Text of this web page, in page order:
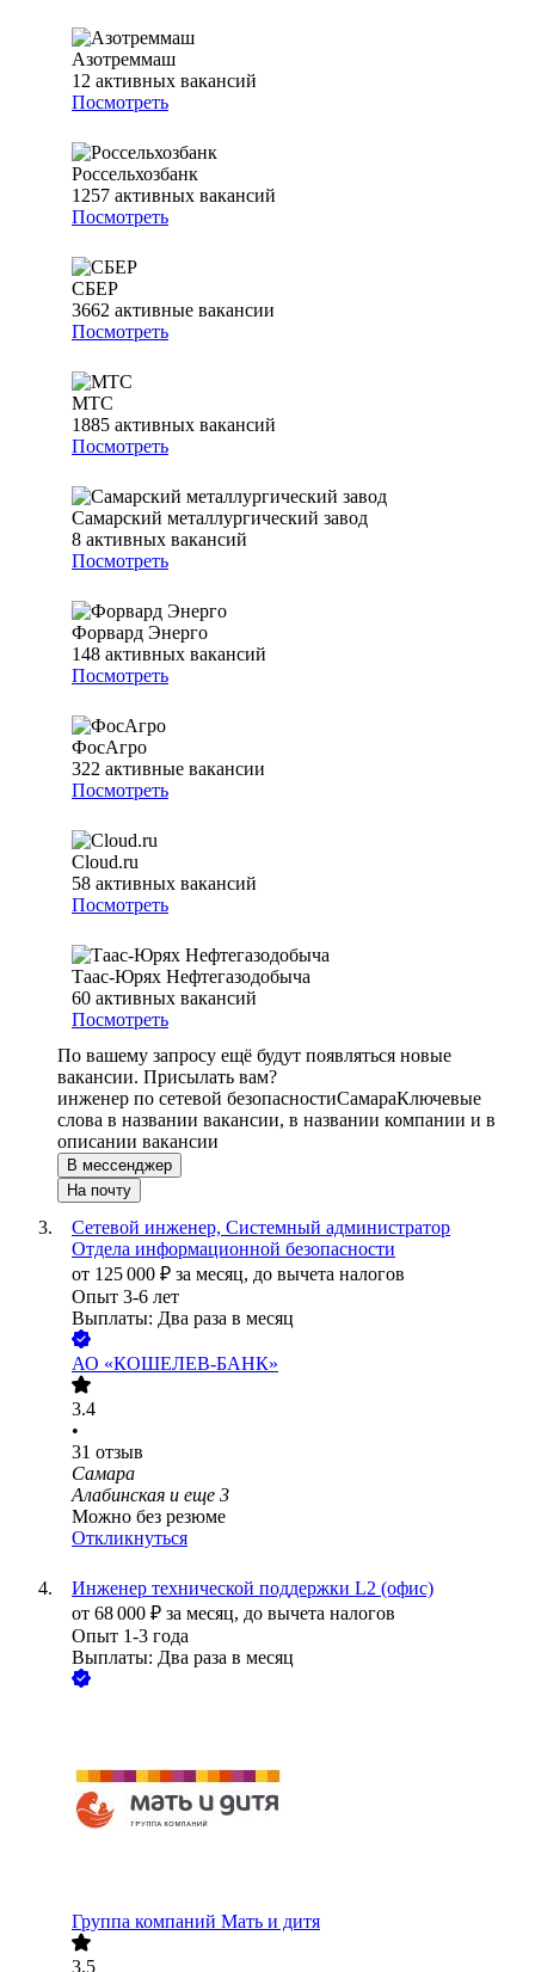
Азотреммаш
12 активных вакансий
Посмотреть
Россельхозбанк
1257 активных вакансий
Посмотреть
СБЕР
3662 активные вакансии
Посмотреть
МТС
1885 активных вакансий
Посмотреть
Самарский металлургический завод
8 активных вакансий
Посмотреть
Форвард Энерго
148 активных вакансий
Посмотреть
ФосАгро
322 активные вакансии
Посмотреть
Cloud.ru
58 активных вакансий
Посмотреть
Таас-Юрях Нефтегазодобыча
60 активных вакансий
Посмотреть
По вашему запросу ещё будут появляться новые
вакансии. Присылать вам?
инженер по сетевой безопасностиСамараКлючевые
слова в названии вакансии, в названии компании и в
описании вакансии
В мессенджер
На почту
Сетевой инженер, Системный администратор
Отдела информационной безопасности
от 125 000 ₽ за месяц, до вычета налогов
Опыт 3-6 лет
Выплаты: Два раза в месяц
АО «КОШЕЛЕВ-БАНК»
3.4
•
31 отзыв
Самара
Алабинская и еще 3
Можно без резюме
Откликнуться
Инженер технической поддержки L2 (офис)
от 68 000 ₽ за месяц, до вычета налогов
Опыт 1-3 года
Выплаты: Два раза в месяц
Группа компаний Мать и дитя
3.5